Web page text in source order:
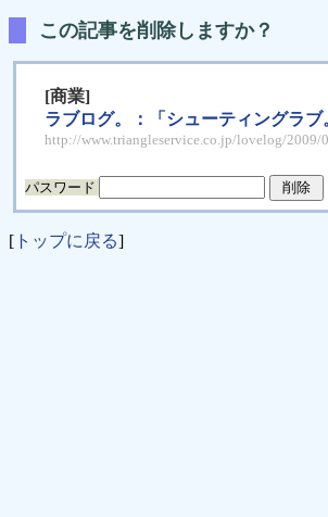
この記事を削除しますか？
[商業]
ラブログ。：「シューティングラ
http://www.triangleservice.co.jp/lovelog/2009/
パスワード
[ トップに戻る]